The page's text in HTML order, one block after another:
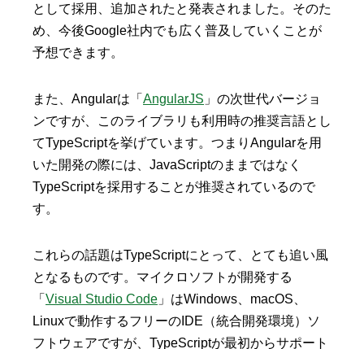
として採用、追加されたと発表されました。そのた
め、今後Google社内でも広く普及していくことが
予想できます。
また、Angularは「 AngularJS 」の次世代バージョ
ンですが、このライブラリも利用時の推奨言語とし
てTypeScriptを挙げています。つまりAngularを用
いた開発の際には、JavaScriptのままではなく
TypeScriptを採用することが推奨されているので
す。
これらの話題はTypeScriptにとって、とても追い風
となるものです。マイクロソフトが開発する
「 Visual Studio Code 」はWindows、macOS、
Linuxで動作するフリーのIDE（統合開発環境）ソ
フトウェアですが、TypeScriptが最初からサポート